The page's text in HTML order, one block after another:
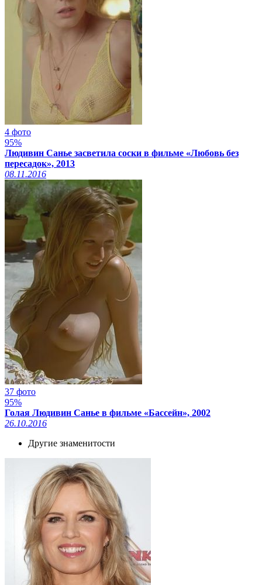
4 фото
95%
Людивин Санье засветила соски в фильме «Любовь без
пересадок», 2013
08.11.2016
37 фото
95%
Голая Людивин Санье в фильме «Бассейн», 2002
26.10.2016
Другие знаменитости